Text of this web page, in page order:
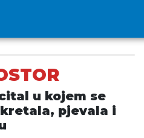
u kojem se
pjevala i